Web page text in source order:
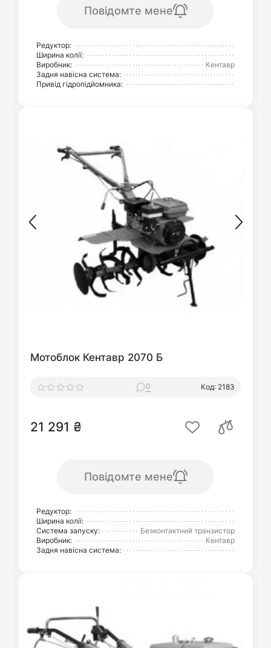
Повідомте мене
Редуктор:
Ширина колії:
Виробник:
Кентавр
Задня навісна система:
Привід гідропідйомника:
Мотоблок Кентавр 2070 Б
0 Код: 2183
21 291 ₴
Повідомте мене
Редуктор:
Ширина колії:
Система запуску:
Безконтактний транзистор
Виробник:
Кентавр
Задня навісна система: